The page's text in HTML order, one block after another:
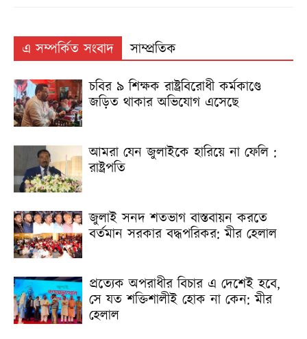
এ সম্পর্কিত সংবাদ
সাম্প্রতিক
চবির ৯ শিক্ষক রাষ্ট্রবিরোধী কর্মকাণ্ডে
জড়িত থাকার অভিযোগ এসেছে
আমরা যেন জুলাইকে হারিয়ে না ফেলি :
রাষ্ট্রপতি
জুলাই সনদ শতভাগ বাস্তবায়ন করতে
বর্তমান সরকার বদ্ধপরিকর: মীর হেলাল
প্রত্যেক অপরাধীর বিচার এ দেশেই হবে,
সে যত শক্তিশালীই হোক না কেন: মীর
হেলাল